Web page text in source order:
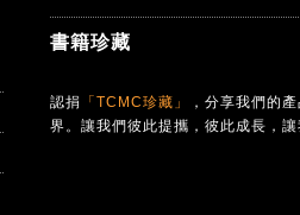
書籍珍藏
認捐 「TCMC珍藏」
，分享我們的
界。讓我們彼此提攜，彼此成長，